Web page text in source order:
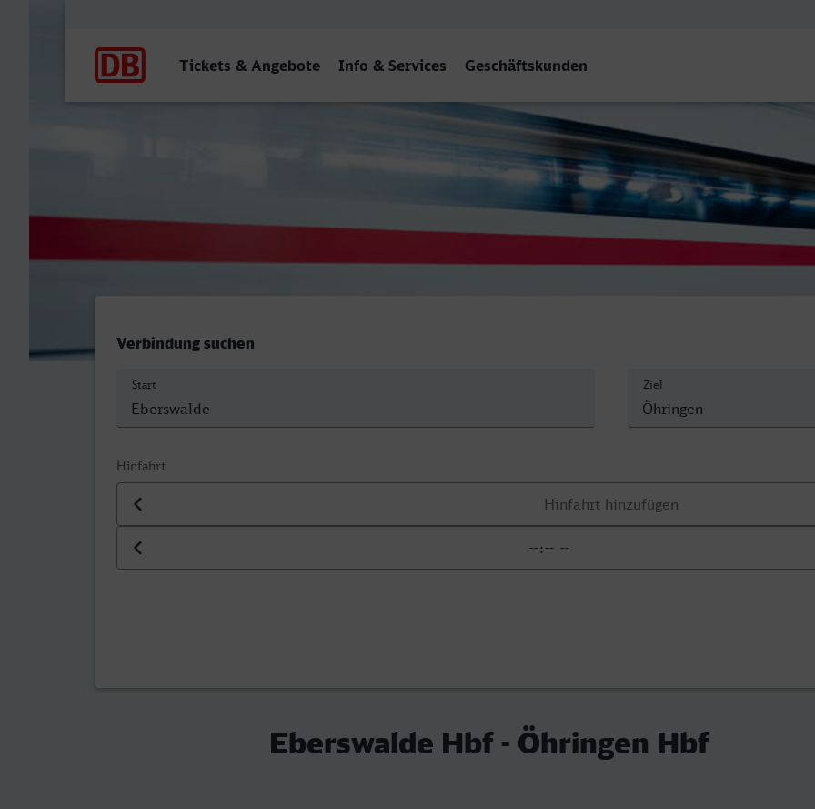
Tickets & Angebote Info & Services Geschäftskunden
Eberswalde Hbf - Öhringen Hbf
Verbindung suchen
Start Ziel
Hinfahrt
Datum der Hinfahrt
Uhrzeit der Hinfahrt
Eberswalde Hbf - Öhringen Hbf